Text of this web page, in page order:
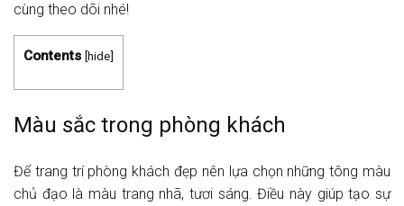
cùng theo dõi nhé!
Contents [hide]
Màu sắc trong phòng khách
Để trang trí phòng khách đẹp nên lựa chọn những tông màu
chủ đạo là màu trang nhã, tươi sáng. Điều này giúp tạo sự